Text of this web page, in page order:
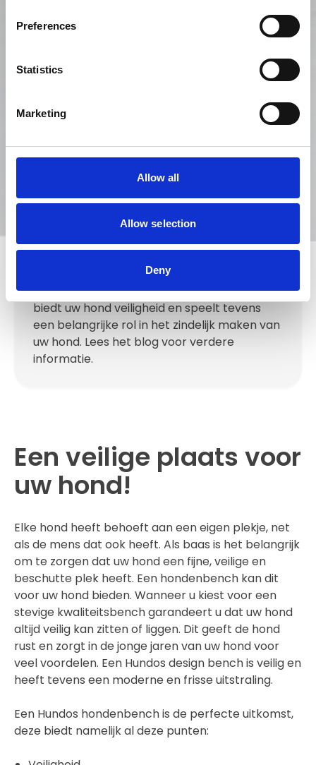
Preferences
Statistics
Marketing
Allow all
Allow selection
Deny
In het kort
voordelen bij uw pup en volwassen hond en
heeft een moderne uitstraling. De bench
biedt uw hond veiligheid en speelt tevens
een belangrijke rol in het zindelijk maken van
uw hond. Lees het blog voor verdere
informatie.
Een veilige plaats voor
uw hond!
Elke hond heeft behoeft aan een eigen plekje, net
als de mens dat ook heeft. Als baas is het belangrijk
om te zorgen dat uw hond een fijne, veilige en
beschutte plek heeft. Een hondenbench kan dit
voor uw hond bieden. Wanneer u kiest voor een
stevige kwaliteitsbench garandeert u dat uw hond
altijd veilig kan zitten of liggen. Dit geeft de hond
rust en zorgt in de jonge jaren van uw hond voor
veel voordelen. Een Hundos design bench is veilig en
heeft tevens een moderne en frisse uitstraling.
Een Hundos hondenbench is de perfecte uitkomst,
deze biedt namelijk al deze punten: